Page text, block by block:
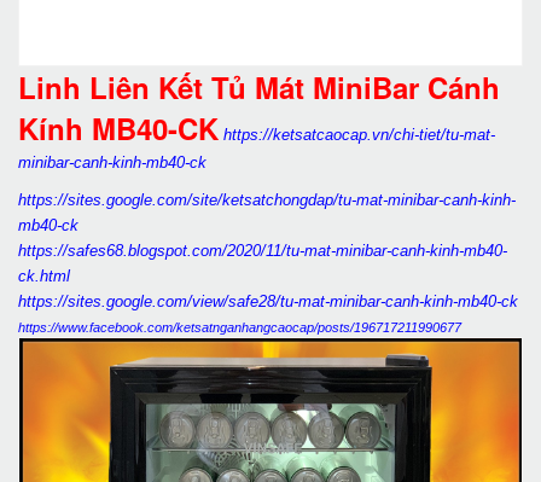
Linh Liên Kết Tủ Mát MiniBar Cánh
Kính MB40-CK https://ketsatcaocap.vn/chi-tiet/tu-mat-
minibar-canh-kinh-mb40-ck
https://sites.google.com/site/ketsatchongdap/tu-mat-minibar-canh-kinh-
mb40-ck
https://safes68.blogspot.com/2020/11/tu-mat-minibar-canh-kinh-mb40-
ck.html
https://sites.google.com/view/safe28/tu-mat-minibar-canh-kinh-mb40-ck
https://www.facebook.com/ketsatnganhangcaocap/posts/196717211990677